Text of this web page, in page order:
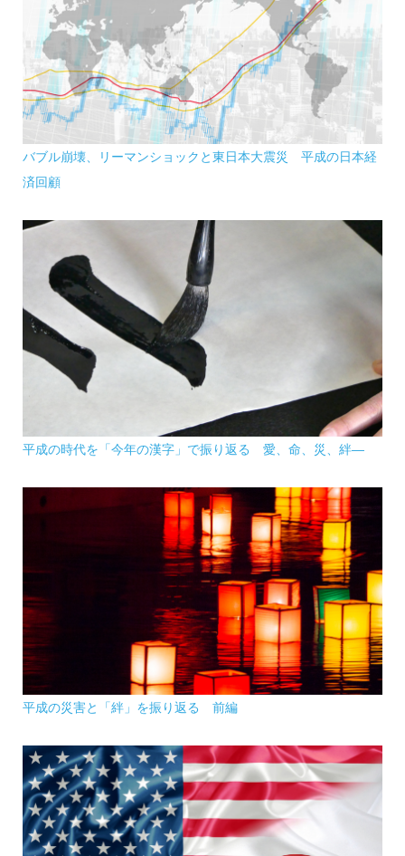
バブル崩壊、リーマンショックと東日本大震災 平成の日本経
済回顧
平成の時代を「今年の漢字」で振り返る 愛、命、災、絆―
平成の災害と「絆」を振り返る 前編